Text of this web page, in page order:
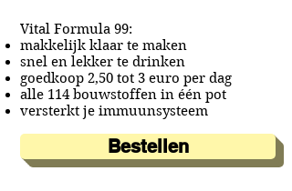
Vital Formula 99:
makkelijk klaar te maken
snel en lekker te drinken
goedkoop 2,50 tot 3 euro per dag
alle 114 bouwstoffen in één pot
versterkt je immuunsysteem
Bestellen